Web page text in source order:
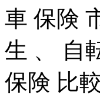
車 保険
生 、 自
保険 比